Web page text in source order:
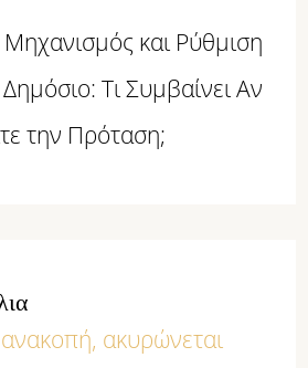
Μηχανισμός και Ρύθμιση
Τι Συμβαίνει Αν
την Πρόταση;
ακυρώνεται